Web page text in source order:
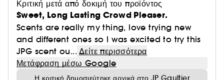
Κριτική μετά από δοκιμή του προϊόντος
Sweet, Long Lasting Crowd Pleaser.
Scents are really my thing, love trying new
and different ones so I was excited to try this
JPG scent ou... Δείτε περισσότερα
Μετάφραση μέσω Google
Η κριτική δημοσιεύτηκε αρχικά στο JP Gaultier